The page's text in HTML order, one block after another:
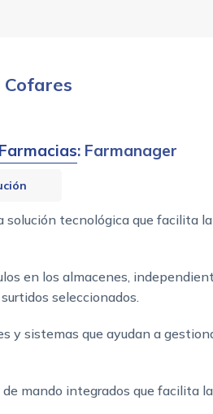
Cofares
: Farmanager
solución tecnológica que facilita
en los almacenes,
seleccionados.
y sistemas que ayudan a
de mando integrados que facilita